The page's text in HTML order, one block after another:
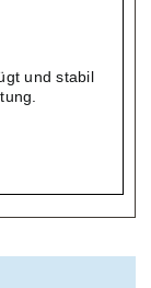
und stabil